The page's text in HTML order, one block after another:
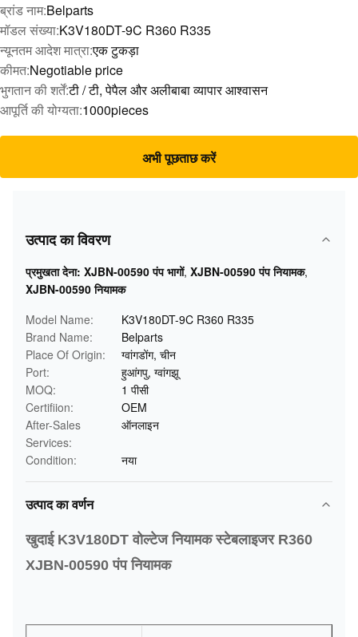
ब्रांड नाम:Belparts
मॉडल संख्या:K3V180DT-9C R360 R335
न्यूनतम आदेश मात्रा:एक टुकड़ा
कीमत:Negotiable price
भुगतान की शर्तें:टी / टी, पेपैल और अलीबाबा व्यापार आश्वासन
आपूर्ति की योग्यता:1000pieces
अभी पूछताछ करें
उत्पाद का विवरण
प्रमुखता देना: XJBN-00590 पंप भागों, XJBN-00590 पंप नियामक,
XJBN-00590 नियामक
Model Name:
K3V180DT-9C R360 R335
Brand Name:
Belparts
Place Of Origin:
ग्वांगडोंग, चीन
Port:
हुआंगपु, ग्वांगझू
MOQ:
1 पीसी
Certifiion:
OEM
After-Sales
Services:
ऑनलाइन
Condition: नया
उत्पाद का वर्णन
खुदाई K3V180DT वोल्टेज नियामक स्टेबलाइजर R360
XJBN-00590 पंप नियामक